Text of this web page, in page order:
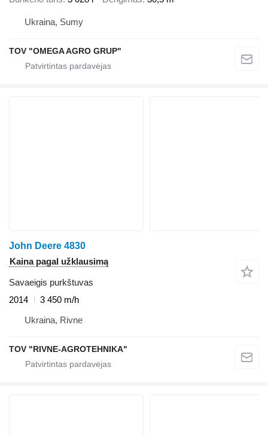
Ukraina, Sumy
TOV "OMEGA AGRO GRUP"
John Deere 4830
Kaina pagal užklausimą
Savaeigis purkštuvas
2014
3 450 m/h
Ukraina, Rivne
TOV "RIVNE-AGROTEHNIKA"